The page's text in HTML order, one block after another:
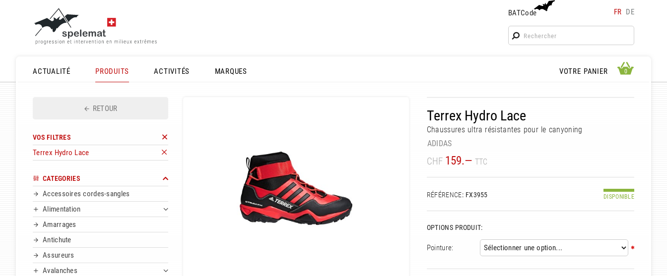
BATCode FR DE
BATCode
Rentrez votre BATCode et validez
ACTUALITÉ
PRODUITS ACTIVITÉS MARQUES VOTRE PANIER 0 0
RETOUR
VOS FILTRES
Terrex Hydro Lace
CATEGORIES
Accessoires cordes-sangles
Alimentation
Amarrages
Antichute
Assureurs
Avalanches
Terrex Hydro Lace
Chaussures ultra résistantes pour le canyoning
ADIDAS
CHF 159.— TTC
RÉFÉRENCE: FX3955 DISPONIBLE
OPTIONS PRODUIT:
Pointure: